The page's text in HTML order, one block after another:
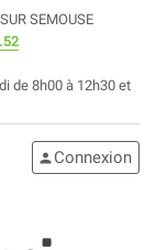
SEMOUSE
de 8h00 à 12h30 et
person Connexion